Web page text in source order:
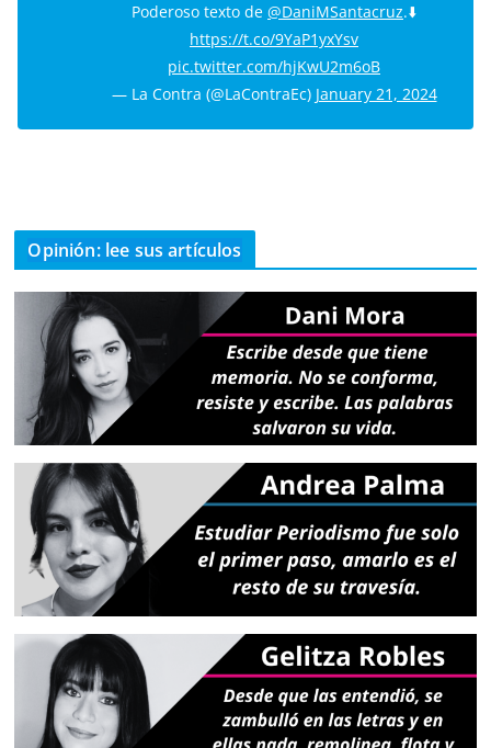
Poderoso texto de @DaniMSantacruz.⬇️
https://t.co/9YaP1yxYsv
pic.twitter.com/hjKwU2m6oB
— La Contra (@LaContraEc) January 21, 2024
Opinión: lee sus artículos